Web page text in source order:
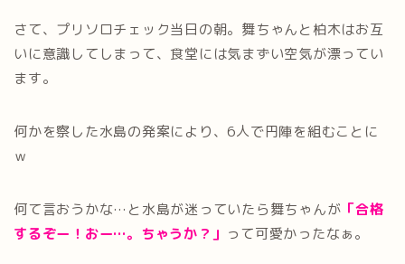
さて、プリソロチェック当日の朝。舞ちゃんと柏木はお互
いに意識してしまって、食堂には気まずい空気が漂ってい
ます。
何かを察した水島の発案により、6人で円陣を組むことに
ｗ
何て言おうかな…と水島が迷っていたら舞ちゃんが 「合格
するぞー！おー…。ちゃうか？」 って可愛かったなぁ。